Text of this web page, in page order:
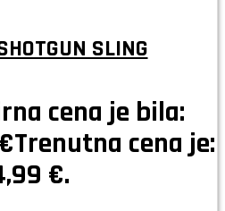
SLING
cena je bila:
€Trenutna cena je:
€.